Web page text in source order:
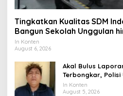
Tingkatkan Kualitas SDM
Bangun Sekolah Unggulan
Universitas Terbaik Dunia
In Konten
August 6, 2026
Akal Bulus
Terbongkar,
Uang Perusahaan
In Konten
August 5, 2026